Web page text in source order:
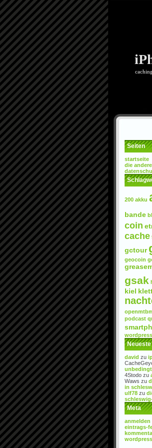
Seiten
startseite
die
200 akku
bande
coin
cache
gctour
geocoin
gsak
kiel
podcast
wordpress
david zu
4Stodo zu
Waws zu
in
ulf78 zu
Meta
anmelden
eintrags-